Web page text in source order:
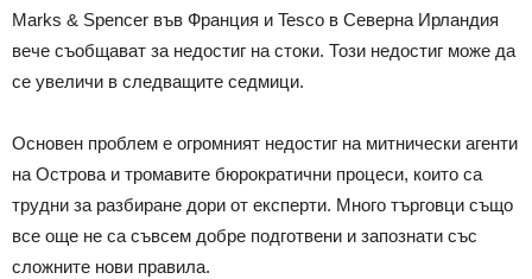
Marks & Spencer във Франция и Tesco в Северна Ирландия
вече съобщават за недостиг на стоки. Този недостиг може да
се увеличи в следващите седмици.
Основен проблем е огромният недостиг на митнически агенти
на Острова и тромавите бюрократични процеси, които са
трудни за разбиране дори от експерти. Много търговци също
все още не са съвсем добре подготвени и запознати със
сложните нови правила.